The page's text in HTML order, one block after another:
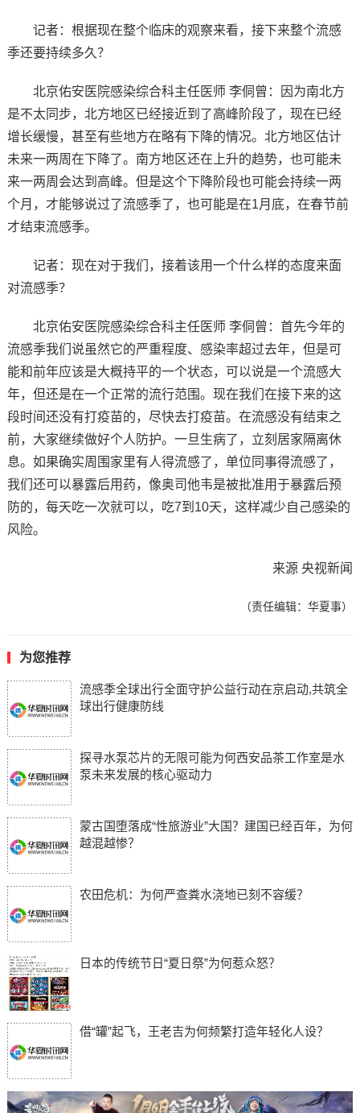
记者：根据现在整个临床的观察来看，接下来整个流感
季还要持续多久？
北京佑安医院感染综合科主任医师 李侗曾：因为南北方
是不太同步，北方地区已经接近到了高峰阶段了，现在已经
增长缓慢，甚至有些地方在略有下降的情况。北方地区估计
未来一两周在下降了。南方地区还在上升的趋势，也可能未
来一两周会达到高峰。但是这个下降阶段也可能会持续一两
个月，才能够说过了流感季了，也可能是在1月底，在春节前
才结束流感季。
记者：现在对于我们，接着该用一个什么样的态度来面
对流感季？
北京佑安医院感染综合科主任医师 李侗曾：首先今年的
流感季我们说虽然它的严重程度、感染率超过去年，但是可
能和前年应该是大概持平的一个状态，可以说是一个流感大
年，但还是在一个正常的流行范围。现在我们在接下来的这
段时间还没有打疫苗的，尽快去打疫苗。在流感没有结束之
前，大家继续做好个人防护。一旦生病了，立刻居家隔离休
息。如果确实周围家里有人得流感了，单位同事得流感了，
我们还可以暴露后用药，像奥司他韦是被批准用于暴露后预
防的，每天吃一次就可以，吃7到10天，这样减少自己感染的
风险。
来源 央视新闻
（责任编辑：华夏事）
为您推荐
流感季全球出行全面守护公益行动在京启动,共筑全
球出行健康防线
探寻水泵芯片的无限可能为何西安品茶工作室是水
泵未来发展的核心驱动力
蒙古国堕落成“性旅游业”大国？建国已经百年，为何
越混越惨？
农田危机：为何严查粪水浇地已刻不容缓？
日本的传统节日“夏日祭”为何惹众怒？
借“罐”起飞，王老吉为何频繁打造年轻化人设？